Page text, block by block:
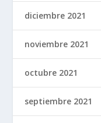
diciembre 2021
noviembre 2021
octubre 2021
septiembre 2021